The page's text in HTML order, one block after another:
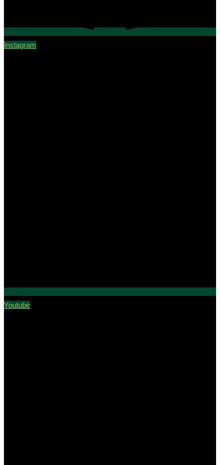
Instagram
Youtube